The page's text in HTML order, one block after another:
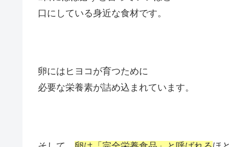
口にしている身近な食材です。
卵にはヒヨコが育つために
必要な栄養素が詰め込まれています。